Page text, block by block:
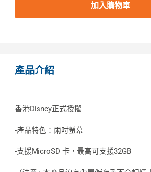
加入購物車
產品介紹
香港Disney正式授權
-產品特色：兩吋螢幕
-支援MicroSD 卡，最高可支援32GB